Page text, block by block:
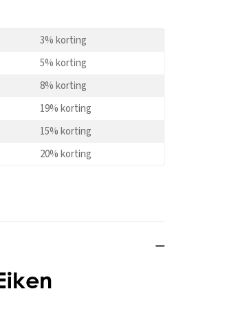
3% korting
5% korting
8% korting
19% korting
15% korting
20% korting